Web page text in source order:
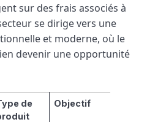
sur des frais associés à
se dirige vers une
et moderne, où le
devenir une opportunité
de
Objectif